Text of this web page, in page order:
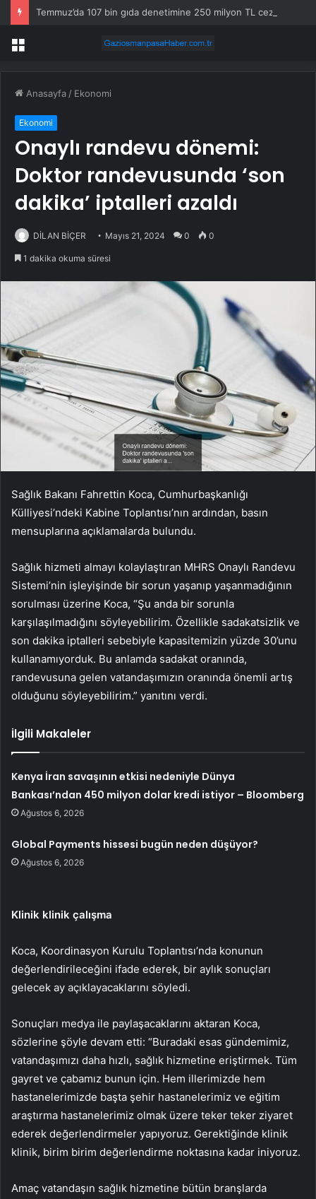
Menü
Anasayfa / Ekonomi
Ekonomi
Onaylı randevu dönemi:
Doktor randevusunda ‘son
dakika’ iptalleri azaldı
DİLAN BİÇER Mayıs 21, 2024 0 0
1 dakika okuma süresi
Sağlık Bakanı Fahrettin Koca, Cumhurbaşkanlığı
Külliyesi’ndeki Kabine Toplantısı’nın ardından, basın
mensuplarına açıklamalarda bulundu.
Sağlık hizmeti almayı kolaylaştıran MHRS Onaylı Randevu
Sistemi’nin işleyişinde bir sorun yaşanıp yaşanmadığının
sorulması üzerine Koca, “Şu anda bir sorunla
karşılaşılmadığını söyleyebilirim. Özellikle sadakatsizlik ve
son dakika iptalleri sebebiyle kapasitemizin yüzde 30’unu
kullanamıyorduk. Bu anlamda sadakat oranında,
randevusuna gelen vatandaşımızın oranında önemli artış
olduğunu söyleyebilirim.” yanıtını verdi.
İlgili Makaleler
Kenya İran savaşının etkisi nedeniyle Dünya
Bankası’ndan 450 milyon dolar kredi istiyor – Bloomberg
Ağustos 6, 2026
Global Payments hissesi bugün neden düşüyor?
Ağustos 6, 2026
Klinik klinik çalışma
Koca, Koordinasyon Kurulu Toplantısı’nda konunun
değerlendirileceğini ifade ederek, bir aylık sonuçları
gelecek ay açıklayacaklarını söyledi.
Sonuçları medya ile paylaşacaklarını aktaran Koca,
sözlerine şöyle devam etti: “Buradaki esas gündemimiz,
vatandaşımızı daha hızlı, sağlık hizmetine eriştirmek. Tüm
gayret ve çabamız bunun için. Hem illerimizde hem
hastanelerimizde başta şehir hastanelerimiz ve eğitim
araştırma hastanelerimiz olmak üzere teker teker ziyaret
ederek değerlendirmeler yapıyoruz. Gerektiğinde klinik
klinik, birim birim değerlendirme noktasına kadar iniyoruz.
Amaç vatandaşın sağlık hizmetine bütün branşlarda